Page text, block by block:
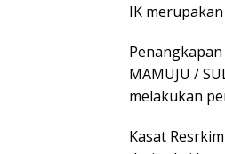
IK
MAMUJU /
melakukan
Kasat